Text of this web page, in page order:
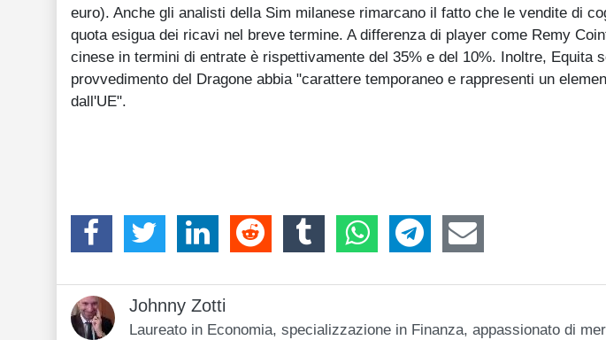
euro). Anche gli analisti della Sim milanese rimarcano il fatto che le vendite di
quota esigua dei ricavi nel breve termine. A differenza di player come Remy
cinese in termini di entrate è rispettivamente del 35% e del 10%. Inoltre, Equita
provvedimento del Dragone abbia "carattere temporaneo e rappresenti un
dall'UE".
Johnny Zotti
Laureato in Economia, specializzazione in Finanza, appassionato di